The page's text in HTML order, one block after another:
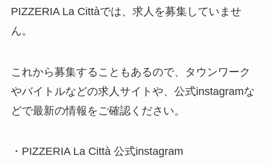
PIZZERIA La Cittàでは、求人を募集していませ
ん。
これから募集することもあるので、タウンワーク
やバイトルなどの求人サイトや、公式instagramな
どで最新の情報をご確認ください。
・PIZZERIA La Città 公式instagram